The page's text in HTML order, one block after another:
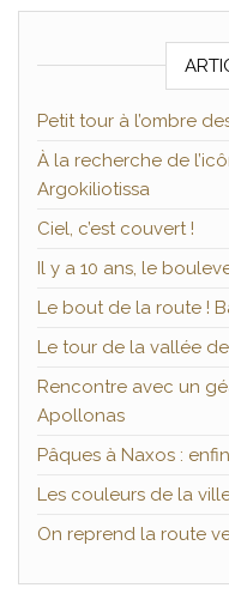
Petit tour à l’ombre
À la recherche de
Argokiliotissa
Ciel, c’est couvert !
Il y a 10 ans, le
Le bout de la route !
Le tour de la vallée
Rencontre avec un
Apollonas
Pâques à Naxos :
Les couleurs de la
On reprend la route